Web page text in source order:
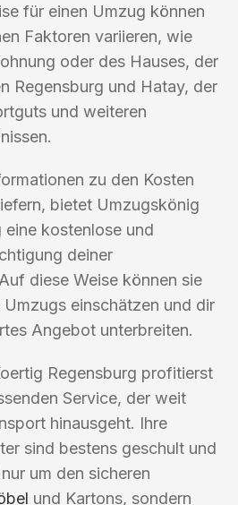
für einen Umzug können
Faktoren variieren, wie
oder des Hauses, der
Regensburg und Hatay, der
und weiteren
zu den Kosten
bietet Umzugskönig
eine kostenlose und
deiner
diese Weise können sie
einschätzen und dir
Angebot unterbreiten.
Regensburg profitierst
Service, der weit
hinausgeht. Ihre
sind bestens geschult und
um den sicheren
und Kartons, sondern